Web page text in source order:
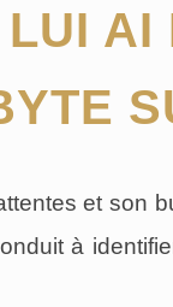
AI
et son
à